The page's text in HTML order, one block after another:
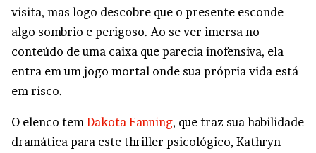
visita, mas logo descobre que o presente esconde
algo sombrio e perigoso. Ao se ver imersa no
conteúdo de uma caixa que parecia inofensiva, ela
entra em um jogo mortal onde sua própria vida está
em risco.
O elenco tem Dakota Fanning, que traz sua habilidade
dramática para este thriller psicológico, Kathryn